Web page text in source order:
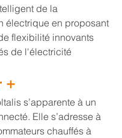
de la
électrique en proposant
flexibilité innovants
de l'électricité
+
s’apparente à un
Elle s’adresse à
chauffés à